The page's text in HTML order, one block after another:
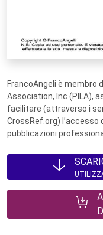
FrancoAngeli è membro
Association, Inc (PILA),
facilitare (attraverso i
CrossRef.org)
pubblicazioni